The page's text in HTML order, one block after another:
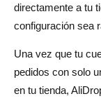
directamente a tu
configuración sea
Una vez que tu
pedidos con solo
en tu tienda,